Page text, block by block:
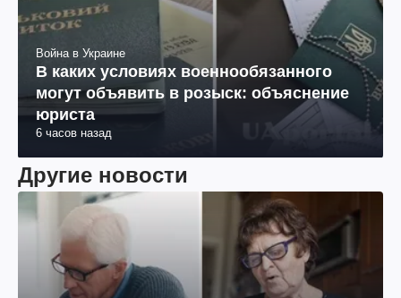
Война в Украине
В каких условиях военнообязанного
могут объявить в розыск: объяснение
юриста
6 часов назад
Другие новости